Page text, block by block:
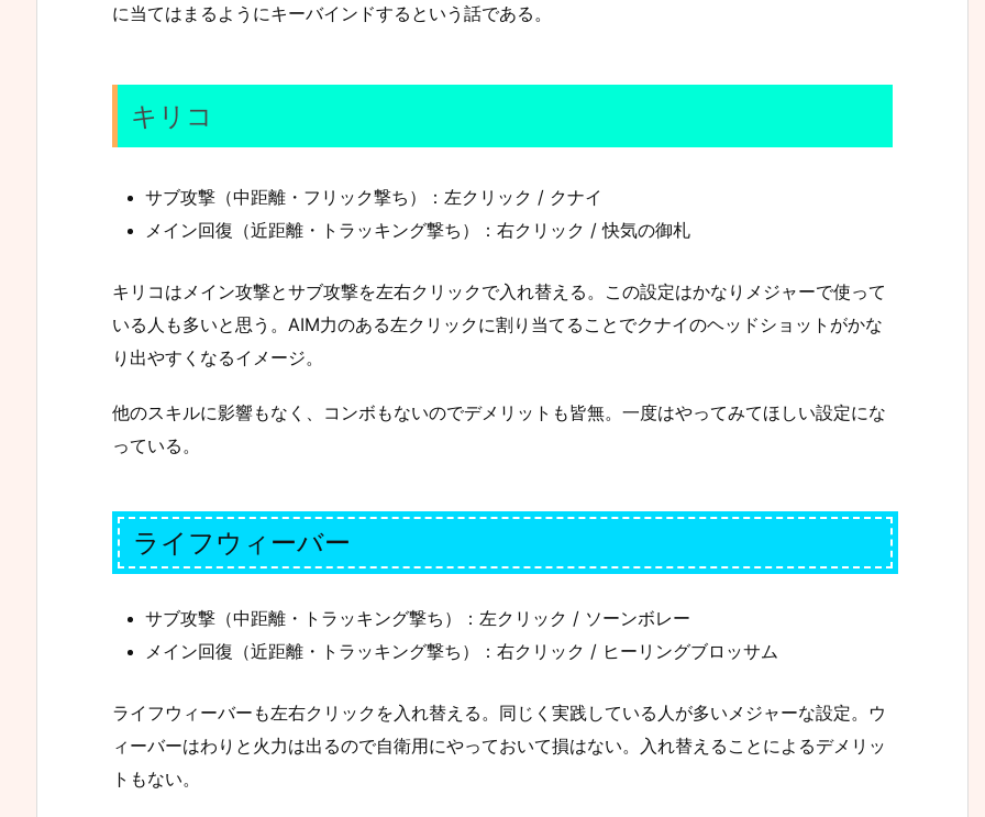
に当てはまるようにキーバインドするという話である。
キリコ
サブ攻撃（中距離・フリック撃ち）：左クリック / クナイ
メイン回復（近距離・トラッキング撃ち）：右クリック / 快気の御札
キリコはメイン攻撃とサブ攻撃を左右クリックで入れ替える。この設定はかなりメジャーで使って
いる人も多いと思う。AIM力のある左クリックに割り当てることでクナイのヘッドショットがかな
り出やすくなるイメージ。
他のスキルに影響もなく、コンボもないのでデメリットも皆無。一度はやってみてほしい設定にな
っている。
ライフウィーバー
サブ攻撃（中距離・トラッキング撃ち）：左クリック / ソーンボレー
メイン回復（近距離・トラッキング撃ち）：右クリック / ヒーリングブロッサム
ライフウィーバーも左右クリックを入れ替える。同じく実践している人が多いメジャーな設定。ウ
ィーバーはわりと火力は出るので自衛用にやっておいて損はない。入れ替えることによるデメリッ
トもない。